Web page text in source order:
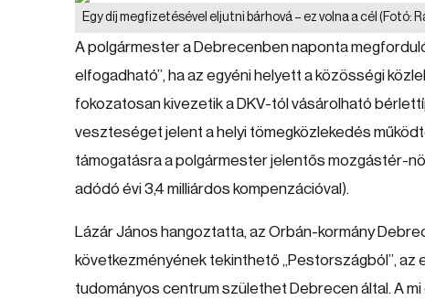
Egy díj megfizetésével eljutni bárhová – ez volna a cél (Fotó:
A polgármester a Debrecenben naponta
elfogadható”, ha az egyéni helyett a közösségi
fokozatosan kivezetik a DKV-tól vásárolható
veszteséget jelent a helyi tömegközlekedés
támogatásra a polgármester jelentős mozgástér-
adódó évi 3,4 milliárdos kompenzációval).
Lázár János hangoztatta, az Orbán-kormány
következményének tekinthető „Pestországból”, az
tudományos centrum születhet Debrecen által. A